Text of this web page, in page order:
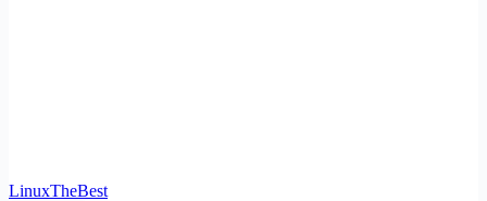
LinuxTheBest